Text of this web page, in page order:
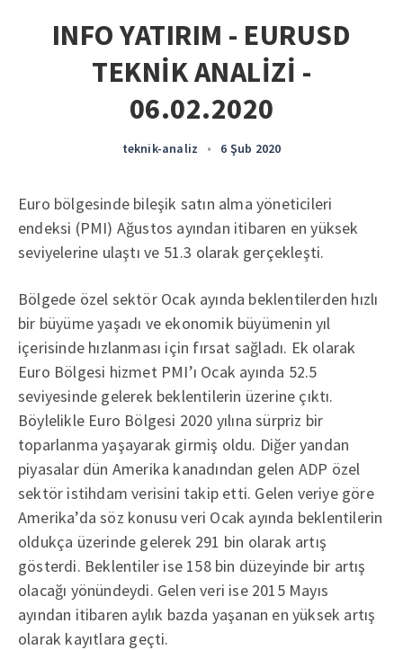
INFO YATIRIM - EURUSD
TEKNİK ANALİZİ -
06.02.2020
teknik-analiz • 6 Şub 2020
Euro bölgesinde bileşik satın alma yöneticileri
endeksi (PMI) Ağustos ayından itibaren en yüksek
seviyelerine ulaştı ve 51.3 olarak gerçekleşti.
Bölgede özel sektör Ocak ayında beklentilerden hızlı
bir büyüme yaşadı ve ekonomik büyümenin yıl
içerisinde hızlanması için fırsat sağladı. Ek olarak
Euro Bölgesi hizmet PMI’ı Ocak ayında 52.5
seviyesinde gelerek beklentilerin üzerine çıktı.
Böylelikle Euro Bölgesi 2020 yılına sürpriz bir
toparlanma yaşayarak girmiş oldu. Diğer yandan
piyasalar dün Amerika kanadından gelen ADP özel
sektör istihdam verisini takip etti. Gelen veriye göre
Amerika’da söz konusu veri Ocak ayında beklentilerin
oldukça üzerinde gelerek 291 bin olarak artış
gösterdi. Beklentiler ise 158 bin düzeyinde bir artış
olacağı yönündeydi. Gelen veri ise 2015 Mayıs
ayından itibaren aylık bazda yaşanan en yüksek artış
olarak kayıtlara geçti.